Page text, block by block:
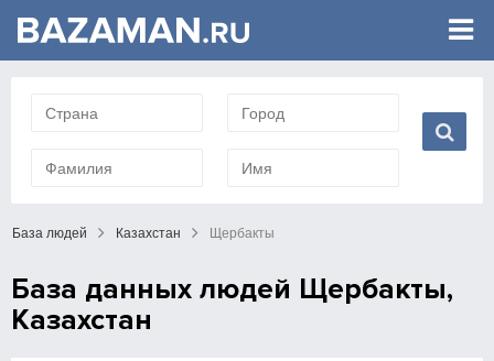
База людей Казахстан Щербакты
База данных людей Щербакты,
Казахстан